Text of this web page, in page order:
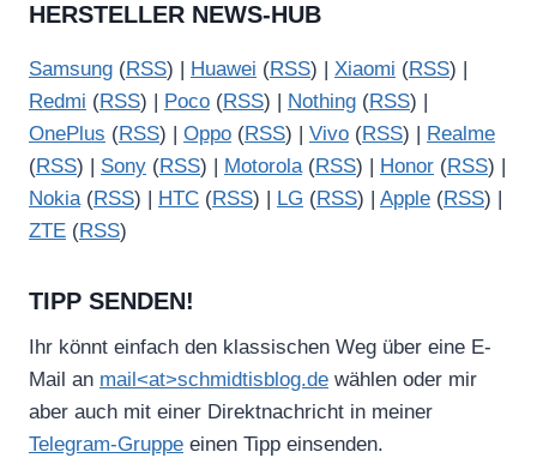
HERSTELLER NEWS-HUB
Samsung (RSS) | Huawei (RSS) | Xiaomi (RSS) |
Redmi (RSS) | Poco (RSS) | Nothing (RSS) |
OnePlus (RSS) | Oppo (RSS) | Vivo (RSS) |
Realme
(RSS) | Sony (RSS) | Motorola(RSS) | Honor (RSS) |
Nokia(RSS) | HTC (RSS) | LG (RSS) | Apple (RSS) |
ZTE (RSS)
TIPP SENDEN!
Ihr könnt einfach den klassischen Weg über eine E-
Mail an mail<at>schmidtisblog.de wählen oder mir
aber auch mit einer Direktnachricht in meiner
Telegram-Gruppe einen Tipp einsenden.